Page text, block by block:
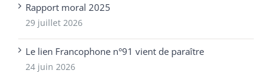
Rapport moral 2025
29 juillet 2026
Le lien Francophone n°91 vient de paraître
24 juin 2026